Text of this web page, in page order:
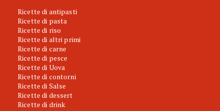
Ricette di antipasti
Ricette di pasta
Ricette di riso
Ricette di altri primi
Ricette di carne
Ricette di pesce
Ricette di Uova
Ricette di contorni
Ricette di Salse
Ricette di dessert
Ricette di drink